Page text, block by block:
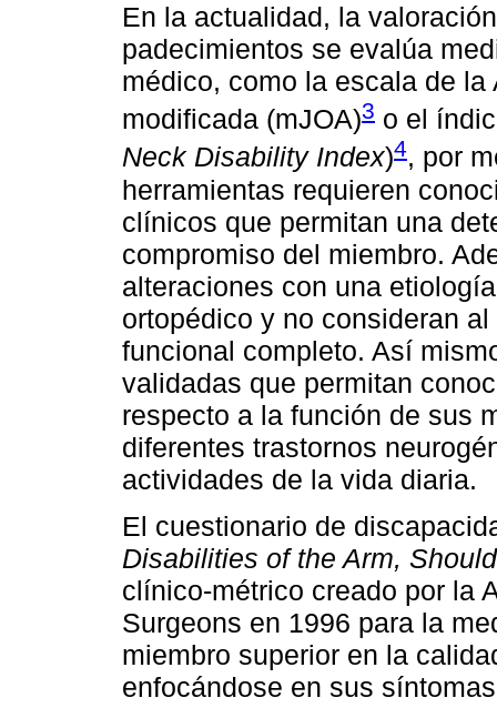
En la actualidad, la
padecimientos se evalúa
médico, como la escala de
modificada (mJOA)3 o el
Neck Disability Index)4, por
herramientas requieren
clínicos que permitan una
compromiso del miembro.
alteraciones con una
ortopédico y no consideran
funcional completo. Así
validadas que permitan
respecto a la función de sus
diferentes trastornos
actividades de la vida diaria.
El cuestionario de
Disabilities of the Arm,
clínico-métrico creado por la
Surgeons en 1996 para la
miembro superior en la
enfocándose en sus